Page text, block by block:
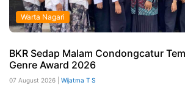
Warta Nagari
BKR Sedap Malam Condongcatur
Genre Award 2026
07 August 2026 | Wijatma T S